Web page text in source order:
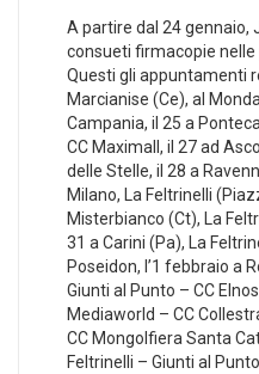
A partire dal 24 gennaio,
consueti firmacopie nelle
Questi gli appuntamenti
Marcianise (Ce), al
Campania, il 25 a
CC Maximall, il 27 ad
delle Stelle, il 28 a
Milano, La Feltrinelli
Misterbianco (Ct), La
31 a Carini (Pa), La
Poseidon, l’1 febbraio a
Giunti al Punto – CC
Mediaworld – CC
CC Mongolfiera Santa
Feltrinelli – Giunti al